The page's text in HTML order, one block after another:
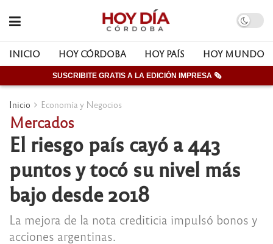
INICIO HOY CÓRDOBA HOY PAÍS HOY MUNDO
SUSCRIBITE GRATIS A LA EDICIÓN IMPRESA 🗞
Inicio Economía y Negocios
Mercados
El riesgo país cayó a 443
puntos y tocó su nivel más
bajo desde 2018
La mejora de la nota crediticia impulsó bonos y
acciones argentinas.